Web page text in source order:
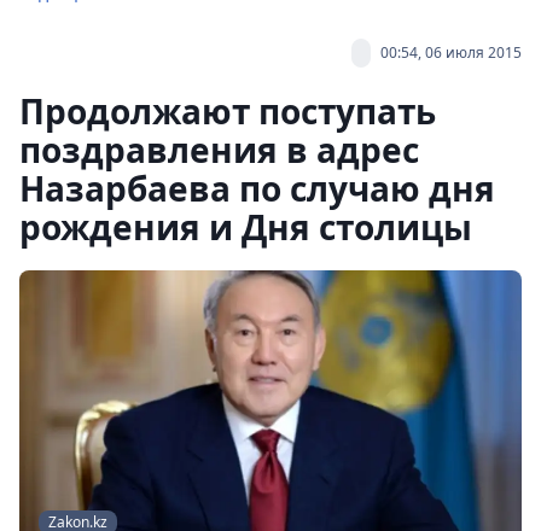
00:54, 06 июля 2015
Продолжают поступать
поздравления в адрес
Назарбаева по случаю дня
рождения и Дня столицы
Zakon.kz